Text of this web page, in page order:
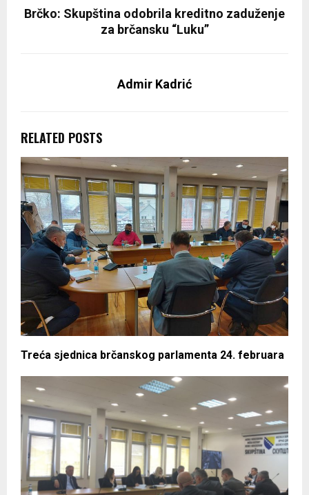
Brčko: Skupština odobrila kreditno zaduženje
za brčansku “Luku”
Admir Kadrić
RELATED POSTS
Treća sjednica brčanskog parlamenta 24. februara